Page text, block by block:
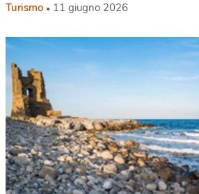
Turismo 11 giugno 2026